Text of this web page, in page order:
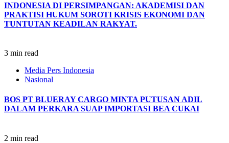
INDONESIA DI PERSIMPANGAN: AKADEMISI DAN
PRAKTISI HUKUM SOROTI KRISIS EKONOMI DAN
TUNTUTAN KEADILAN RAKYAT.
3 min read
Media Pers Indonesia
Nasional
BOS PT BLUERAY CARGO MINTA PUTUSAN ADIL
DALAM PERKARA SUAP IMPORTASI BEA CUKAI
2 min read